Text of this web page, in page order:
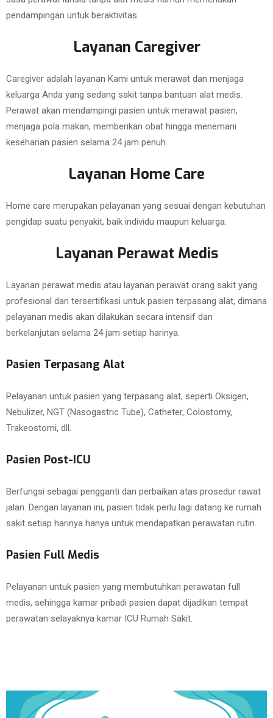
pendampingan untuk beraktivitas.
Layanan Caregiver
Caregiver adalah layanan Kami untuk merawat dan menjaga
keluarga Anda yang sedang sakit tanpa bantuan alat medis.
Perawat akan mendampingi pasien untuk merawat pasien,
menjaga pola makan, memberikan obat hingga menemani
keseharian pasien selama 24 jam penuh.
Layanan Home Care
Home care merupakan pelayanan yang sesuai dengan kebutuhan
pengidap suatu penyakit, baik individu maupun keluarga.
Layanan Perawat Medis
Layanan perawat medis atau layanan perawat orang sakit yang
profesional dan tersertifikasi untuk pasien terpasang alat, dimana
pelayanan medis akan dilakukan secara intensif dan
berkelanjutan selama 24 jam setiap harinya.
Pasien Terpasang Alat
Pelayanan untuk pasien yang terpasang alat, seperti Oksigen,
Nebulizer, NGT (Nasogastric Tube), Catheter, Colostomy,
Trakeostomi, dll.
Pasien Post-ICU
Berfungsi sebagai pengganti dan perbaikan atas prosedur rawat
jalan. Dengan layanan ini, pasien tidak perlu lagi datang ke rumah
sakit setiap harinya hanya untuk mendapatkan perawatan rutin.
Pasien Full Medis
Pelayanan untuk pasien yang membutuhkan perawatan full
medis, sehingga kamar pribadi pasien dapat dijadikan tempat
perawatan selayaknya kamar ICU Rumah Sakit.